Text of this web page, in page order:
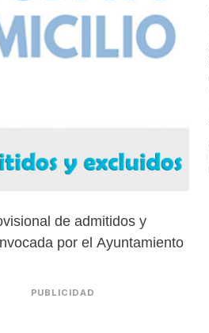
de admitidos y
por el Ayuntamiento
PUBLICIDAD